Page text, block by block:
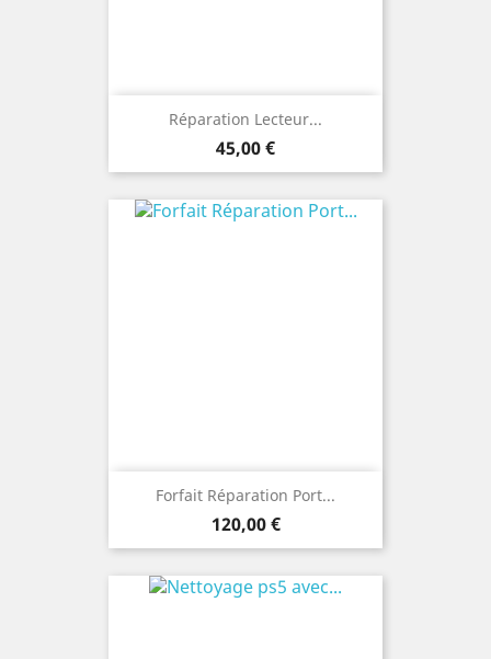
Réparation Lecteur...
Prix
45,00 €
Forfait Réparation Port...
Prix
120,00 €